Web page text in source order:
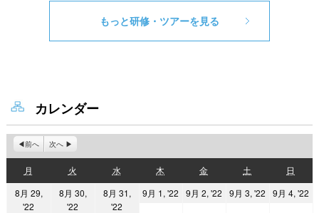
もっと研修・ツアーを見る
カレンダー
前へ 次へ
月
曜
日
火
曜
日
水水
曜
日
木
曜
日
金金
曜
日
土
曜
日
日
曜
日
8月 29,
'22
8月 30,
'22
8月 31,
'22
9月 1, '22
2022
9月 2, '22
2022
9月 3, '22
2022
9月 4, '22